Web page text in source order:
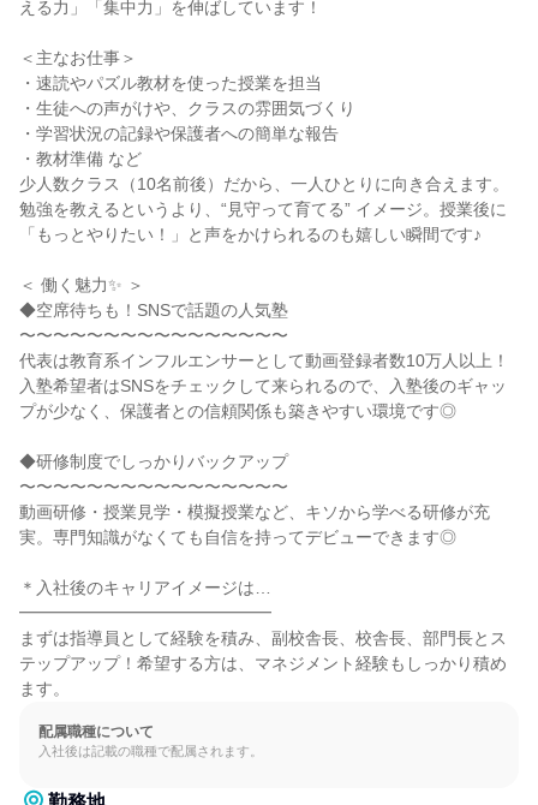
える力」「集中力」を伸ばしています！
＜主なお仕事＞
・速読やパズル教材を使った授業を担当
・生徒への声がけや、クラスの雰囲気づくり
・学習状況の記録や保護者への簡単な報告
・教材準備 など
少人数クラス（10名前後）だから、一人ひとりに向き合えます。
勉強を教えるというより、“見守って育てる” イメージ。授業後に
「もっとやりたい！」と声をかけられるのも嬉しい瞬間です♪
＜ 働く魅力✨ ＞
◆空席待ちも！SNSで話題の人気塾
〜〜〜〜〜〜〜〜〜〜〜〜〜〜〜〜
代表は教育系インフルエンサーとして動画登録者数10万人以上！
入塾希望者はSNSをチェックして来られるので、入塾後のギャッ
プが少なく、保護者との信頼関係も築きやすい環境です◎
◆研修制度でしっかりバックアップ
〜〜〜〜〜〜〜〜〜〜〜〜〜〜〜〜
動画研修・授業見学・模擬授業など、キソから学べる研修が充
実。専門知識がなくても自信を持ってデビューできます◎
＊入社後のキャリアイメージは…
━━━━━━━━━━━━━━━
まずは指導員として経験を積み、副校舎長、校舎長、部門長とス
テップアップ！希望する方は、マネジメント経験もしっかり積め
ます。
配属職種について
入社後は記載の職種で配属されます。